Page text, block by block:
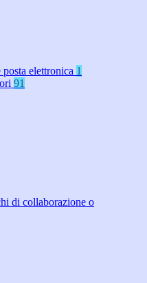
elettronica 1
91
di collaborazione o